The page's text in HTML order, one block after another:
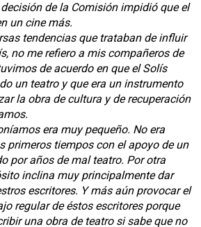
de la Comisión impidió que el
un cine más.
tendencias que trataban de influir
no me refiero a mis compañeros de
de acuerdo en que el Solís
un teatro y que era un instrumento
la obra de cultura y de recuperación
era muy pequeño. No era
primeros tiempos con el apoyo de un
por años de mal teatro. Por otra
inclina muy principalmente dar
escritores. Y más aún provocar el
regular de éstos escritores porque
una obra de teatro si sabe que no